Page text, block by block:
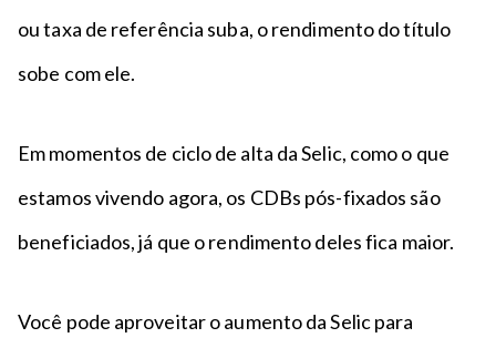
ou taxa de referência suba, o rendimento do título
sobe com ele.
Em momentos de ciclo de alta da Selic, como o que
estamos vivendo agora, os CDBs pós-fixados são
beneficiados, já que o rendimento deles fica maior.
Você pode aproveitar o aumento da Selic para